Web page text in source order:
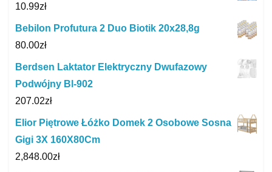
10.99zł
Bebilon Profutura 2 Duo Biotik 20x28,8g
80.00zł
Berdsen Laktator Elektryczny Dwufazowy
Podwójny Bl-902
207.02zł
Elior Piętrowe Łóżko Domek 2 Osobowe Sosna
Gigi 3X 160X80Cm
2,848.00zł